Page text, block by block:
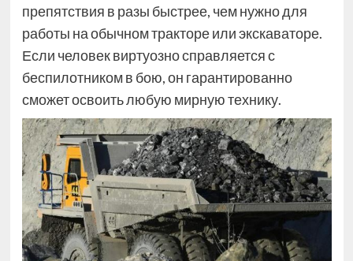
препятствия в разы быстрее, чем нужно для
работы на обычном тракторе или экскаваторе.
Если человек виртуозно справляется с
беспилотником в бою, он гарантированно
сможет освоить любую мирную технику.